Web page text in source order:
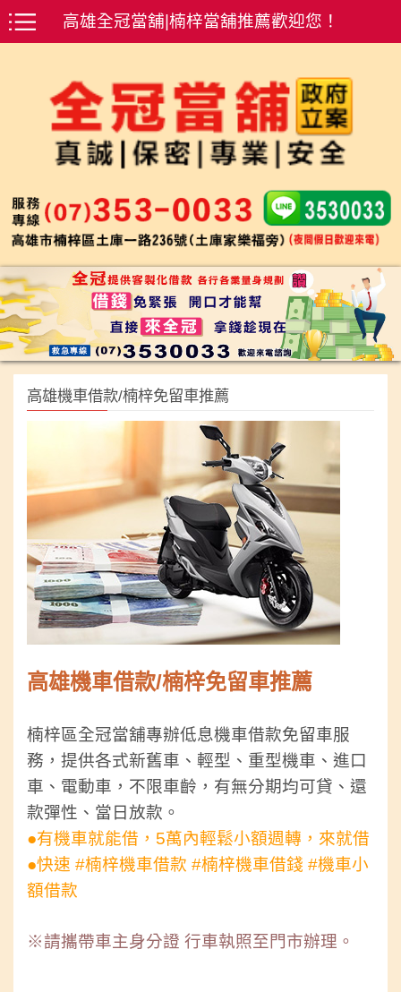
高雄全冠當舖|楠梓當舖推薦歡迎您！
高雄機車借款/楠梓免留車推薦
高雄機車借款/楠梓免留車推薦
楠梓區全冠當舖專辦低息機車借款免留車服
務，提供各式新舊車、輕型、重型機車、進口
車、電動車，不限車齡，有無分期均可貸、還
款彈性、當日放款。
●有機車就能借，5萬內輕鬆小額週轉，來就借
●快速 #楠梓機車借款 #楠梓機車借錢 #機車小
額借款
※請攜帶車主身分證 行車執照至門市辦理。